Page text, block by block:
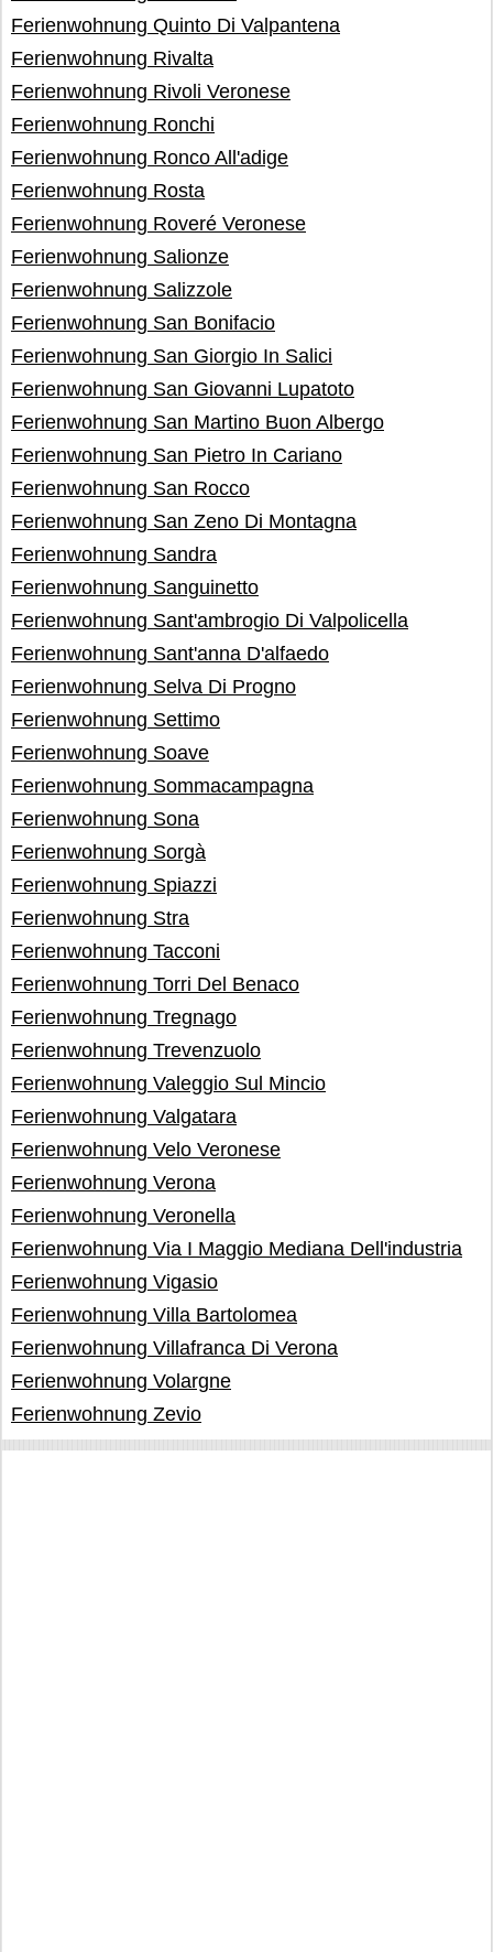
Ferienwohnung Quinto Di Valpantena
Ferienwohnung Rivalta
Ferienwohnung Rivoli Veronese
Ferienwohnung Ronchi
Ferienwohnung Ronco All'adige
Ferienwohnung Rosta
Ferienwohnung Roveré Veronese
Ferienwohnung Salionze
Ferienwohnung Salizzole
Ferienwohnung San Bonifacio
Ferienwohnung San Giorgio In Salici
Ferienwohnung San Giovanni Lupatoto
Ferienwohnung San Martino Buon Albergo
Ferienwohnung San Pietro In Cariano
Ferienwohnung San Rocco
Ferienwohnung San Zeno Di Montagna
Ferienwohnung Sandra
Ferienwohnung Sanguinetto
Ferienwohnung Sant'ambrogio Di Valpolicella
Ferienwohnung Sant'anna D'alfaedo
Ferienwohnung Selva Di Progno
Ferienwohnung Settimo
Ferienwohnung Soave
Ferienwohnung Sommacampagna
Ferienwohnung Sona
Ferienwohnung Sorgà
Ferienwohnung Spiazzi
Ferienwohnung Stra
Ferienwohnung Tacconi
Ferienwohnung Torri Del Benaco
Ferienwohnung Tregnago
Ferienwohnung Trevenzuolo
Ferienwohnung Valeggio Sul Mincio
Ferienwohnung Valgatara
Ferienwohnung Velo Veronese
Ferienwohnung Verona
Ferienwohnung Veronella
Ferienwohnung Via I Maggio Mediana Dell'industria
Ferienwohnung Vigasio
Ferienwohnung Villa Bartolomea
Ferienwohnung Villafranca Di Verona
Ferienwohnung Volargne
Ferienwohnung Zevio